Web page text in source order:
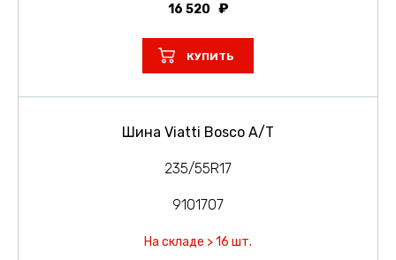
16 520
КУПИТЬ
Шина Viatti Bosco A/T
235/55R17
9101707
На складе > 16 шт.